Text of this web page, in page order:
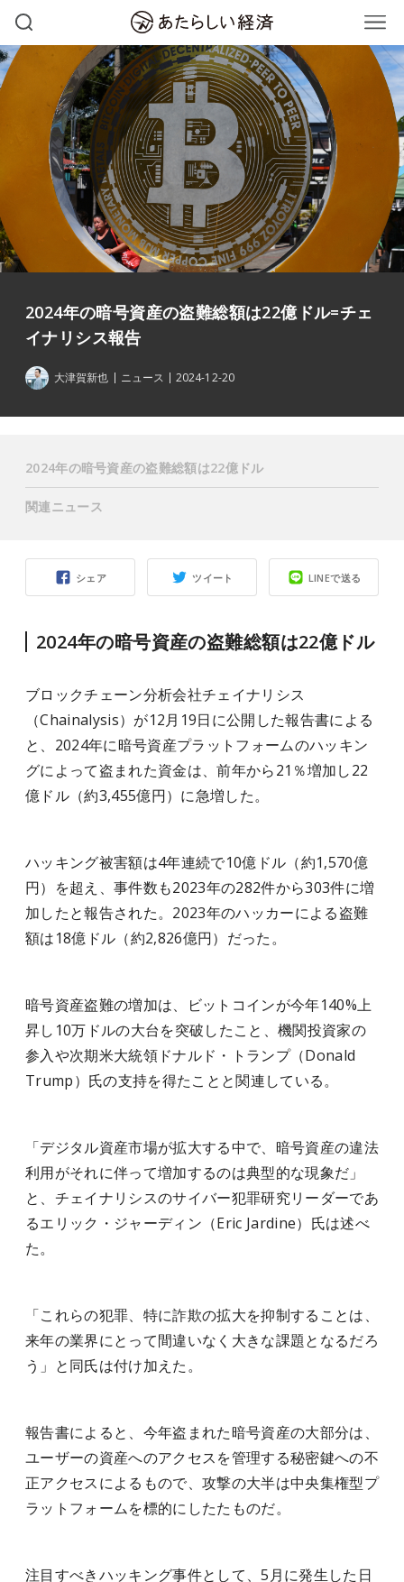
2024年の暗号資産の盗難総額は22億ドル=チェ
イナリシス報告
大津賀新也 ニュース 2024-12-20
シェア ツイート LINEで送る
2024年の暗号資産の盗難総額は22億ドル
ブロックチェーン分析会社チェイナリシス
（Chainalysis）が12月19日に公開した報告書による
と、2024年に暗号資産プラットフォームのハッキン
グによって盗まれた資金は、前年から21％増加し22
億ドル（約3,455億円）に急増した。
ハッキング被害額は4年連続で10億ドル（約1,570億
円）を超え、事件数も2023年の282件から303件に増
加したと報告された。2023年のハッカーによる盗難
額は18億ドル（約2,826億円）だった。
暗号資産盗難の増加は、ビットコインが今年140%上
昇し10万ドルの大台を突破したこと、機関投資家の
参入や次期米大統領ドナルド・トランプ（Donald
Trump）氏の支持を得たことと関連している。
「デジタル資産市場が拡大する中で、暗号資産の違法
利用がそれに伴って増加するのは典型的な現象だ」
と、チェイナリシスのサイバー犯罪研究リーダーであ
るエリック・ジャーディン（Eric Jardine）氏は述べ
た。
「これらの犯罪、特に詐欺の拡大を抑制することは、
来年の業界にとって間違いなく大きな課題となるだろ
う」と同氏は付け加えた。
報告書によると、今年盗まれた暗号資産の大部分は、
ユーザーの資産へのアクセスを管理する秘密鍵への不
正アクセスによるもので、攻撃の大半は中央集権型プ
ラットフォームを標的にしたたものだ。
注目すべきハッキング事件として、5月に発生した日
2024年の暗号資産の盗難総額は22億ドル
関連ニュース